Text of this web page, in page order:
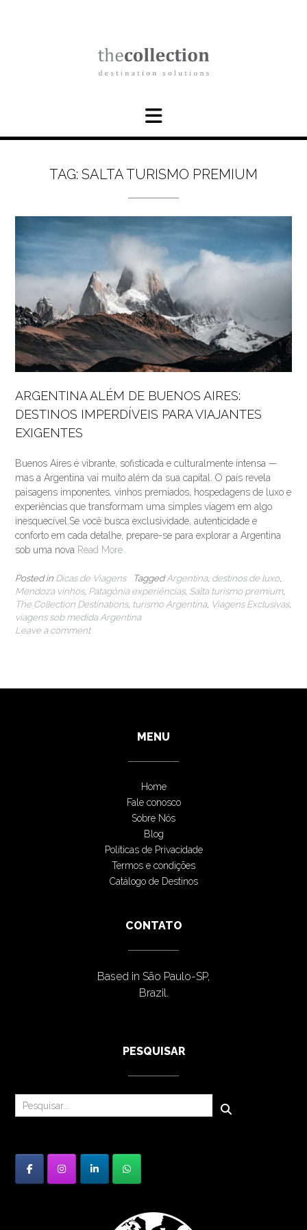
TAG: SALTA TURISMO PREMIUM
ARGENTINA ALÉM DE BUENOS AIRES:
DESTINOS IMPERDÍVEIS PARA VIAJANTES
EXIGENTES
Buenos Aires é vibrante, sofisticada e culturalmente intensa —
mas a Argentina vai muito além da sua capital. O país revela
paisagens imponentes, vinhos premiados, hospedagens de luxo e
experiências que transformam uma simples viagem em algo
inesquecível.Se você busca exclusividade, autenticidade e
conforto em cada detalhe, prepare-se para explorar a Argentina
sob uma nova Read More
Posted in Dicas de Viagens TaggedArgentina, destinos de luxo,
Mendoza vinhos, Patagônia experiências, Salta turismo premium,
The Collection Destinations, turismo Argentina, Viagens Exclusivas,
viagens sob medida Argentina
Leave a comment
MENU
Home
Fale conosco
Sobre Nós
Blog
Políticas de Privacidade
Termos e condições
Catálogo de Destinos
CONTATO
Based in São Paulo-SP,
Brazil.
PESQUISAR